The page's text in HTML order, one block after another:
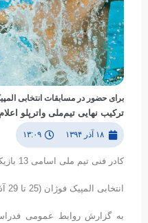
برای حضور در مسابقات انتخابی
ترکیب نهایی تیم‌ملی واترپلو
۱۸ آذر ۱۳۹۴ ۱۳:۰۹
کادر فنی
انتخابی المپیک فوژان (25 تا 29 آذر 1394) را اعلام کرد.
به گزارش روابط عمومی